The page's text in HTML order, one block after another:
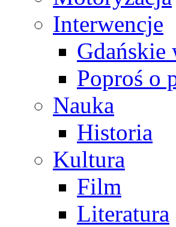
Interwencje
Poproś o
Nauka
Historia
Kultura
Film
Literatura